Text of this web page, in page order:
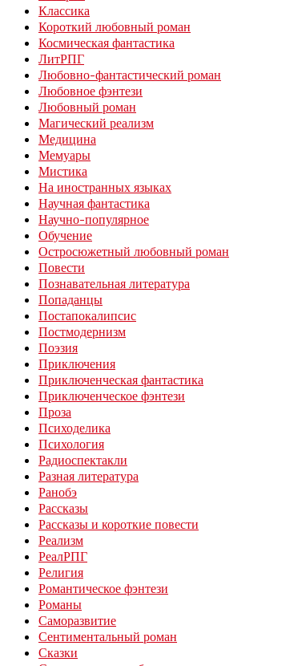
Классика
Короткий любовный роман
Космическая фантастика
ЛитРПГ
Любовно-фантастический роман
Любовное фэнтези
Любовный роман
Магический реализм
Медицина
Мемуары
Мистика
На иностранных языках
Научная фантастика
Научно-популярное
Обучение
Остросюжетный любовный роман
Повести
Познавательная литература
Попаданцы
Постапокалипсис
Постмодернизм
Поэзия
Приключения
Приключенческая фантастика
Приключенческое фэнтези
Проза
Психоделика
Психология
Радиоспектакли
Разная литература
Ранобэ
Рассказы
Рассказы и короткие повести
Реализм
РеалРПГ
Религия
Романтическое фэнтези
Романы
Саморазвитие
Сентиментальный роман
Сказки